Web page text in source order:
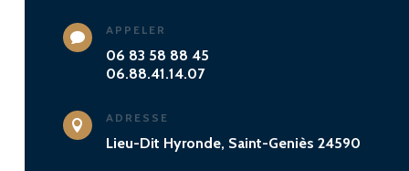

APPELER
06 83 58 88 45
06.88.41.14.07

ADRESSE
Lieu-Dit Hyronde, Saint-Geniès 24590